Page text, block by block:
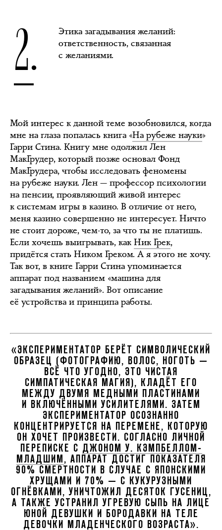
2.
Этика загадывания желаний:
ответственность, связанная
с желаниями.
Мой интерес к данной теме возобновился, когда
мне на глаза попалась книга «На рубеже науки»
Гарри Стина. Книгу мне одолжил Лен
МакГрудер, который позже основал Фонд
МакГрудера, чтобы исследовать феномены
на рубеже науки. Лен — профессор психологии
на пенсии, проявляющий живой интерес
к системам игры в казино. В отличие от него,
меня казино совершенно не интересует. Ничто
не стоит дороже, чем-то, за что ты не платишь.
Если хочешь выигрывать, как Ник Грек,
придётся стать Ником Греком. А я этого не хочу.
Так вот, в книге Гарри Стина упоминается
аппарат под названием «машина для
загадывания желаний». Вот описание
её устройства и принципа работы.
«ЭКСПЕРИМЕНТАТОР БЕРЁТ СИМВОЛИЧЕСКИЙ
ОБРАЗЕЦ (ФОТОГРАФИЮ, ВОЛОС, НОГОТЬ —
ВСЁ ЧТО УГОДНО, ЭТО ЧИСТАЯ
СИМПАТИЧЕСКАЯ МАГИЯ), КЛАДЁТ ЕГО
МЕЖДУ ДВУМЯ МЕДНЫМИ ПЛАСТИНАМИ
И ВКЛЮЧЁННЫМИ УСИЛИТЕЛЯМИ. ЗАТЕМ
ЭКСПЕРИМЕНТАТОР ОСОЗНАННО
КОНЦЕНТРИРУЕТСЯ НА ПЕРЕМЕНЕ, КОТОРУЮ
ОН ХОЧЕТ ПРОИЗВЕСТИ. СОГЛАСНО ЛИЧНОЙ
ПЕРЕПИСКЕ С ДЖОНОМ У. КЭМПБЕЛЛОМ-
МЛАДШИМ , АППАРАТ ДОСТИГ ПОКАЗАТЕЛЯ
90% СМЕРТНОСТИ В СЛУЧАЕ С ЯПОНСКИМИ
ХРУЩАМИ И 70% — С КУКУРУЗНЫМИ
ОГНЁВКАМИ, УНИЧТОЖИЛ ДЕСЯТОК ГУСЕНИЦ,
А ТАКЖЕ УСТРАНИЛ УГРЕВУЮ СЫПЬ НА ЛИЦЕ
ЮНОЙ ДЕВУШКИ И БОРОДАВКИ НА ТЕЛЕ
ДЕВОЧКИ МЛАДЕНЧЕСКОГО ВОЗРАСТА».